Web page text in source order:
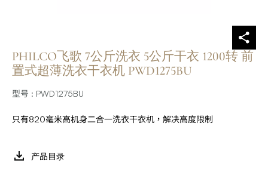
PHILCO飞歌 7公斤洗衣 5公斤干衣 1200转 前
置式超薄洗衣干衣机 PWD1275BU
型号 : PWD1275BU
只有820毫米高机身二合一洗衣干衣机，解决高度限制
产品目录